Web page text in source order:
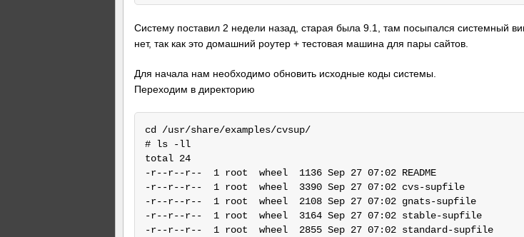
Систему поставил 2 недели назад, старая была 9.1, там посыпался системный
нет, так как это домашний роутер + тестовая машина для пары сайтов.
Для начала нам необходимо обновить исходные коды системы.
Переходим в директорию
cd /usr/share/examples/cvsup/
# ls -ll
total 24
-r--r--r--  1 root  wheel  1136 Sep 27 07:02 README
-r--r--r--  1 root  wheel  3390 Sep 27 07:02 cvs-supfile
-r--r--r--  1 root  wheel  2108 Sep 27 07:02 gnats-supfile
-r--r--r--  1 root  wheel  3164 Sep 27 07:02 stable-supfile
-r--r--r--  1 root  wheel  2855 Sep 27 07:02 standard-supfile